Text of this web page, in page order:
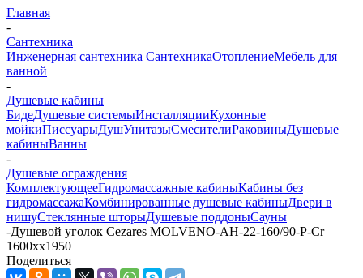
Главная
-
Сантехника
Инженерная сантехника СантехникаОтоплениеМебель для
ванной
-
Душевые кабины
БидеДушевые системыИнсталляцииКухонные
мойкиПиссуарыДушУнитазыСмесителиРаковиныДушевые
кабиныВанны
-
Душевые ограждения
КомплектующееГидромассажные кабиныКабины без
гидромассажаКомбинированные душевые кабиныДвери в
нишуСтеклянные шторыДушевые поддоныСауны
-Душевой уголок Cezares MOLVENO-AH-22-160/90-P-Cr
1600хх1950
Поделиться